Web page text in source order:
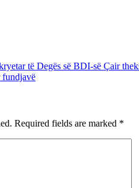
të Degës së BDI-së Çair
fundjavë
Required fields are marked *